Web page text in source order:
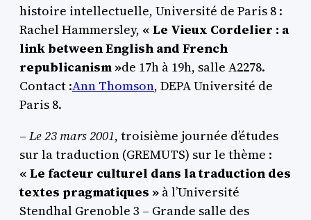
histoire intellectuelle, Université de Paris 8 :
Rachel Hammersley, « Le Vieux Cordelier : a
link between English and French
republicanism »de 17h à 19h, salle A2278.
Contact :Ann Thomson, DEPA Université de
Paris 8.
– Le 23 mars 2001, troisième journée d’études
sur la traduction (GREMUTS) sur le thème :
« Le facteur culturel dans la traduction des
textes pragmatiques » à l’Université
Stendhal Grenoble 3 – Grande salle des